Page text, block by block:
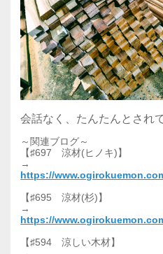
会話なく、たんたんとされ
～関連ブログ～
【♯697 涼材(ヒノキ)】
→
https://
【♯695 涼材(杉)】
→
https://
【♯594 涼しい木材】